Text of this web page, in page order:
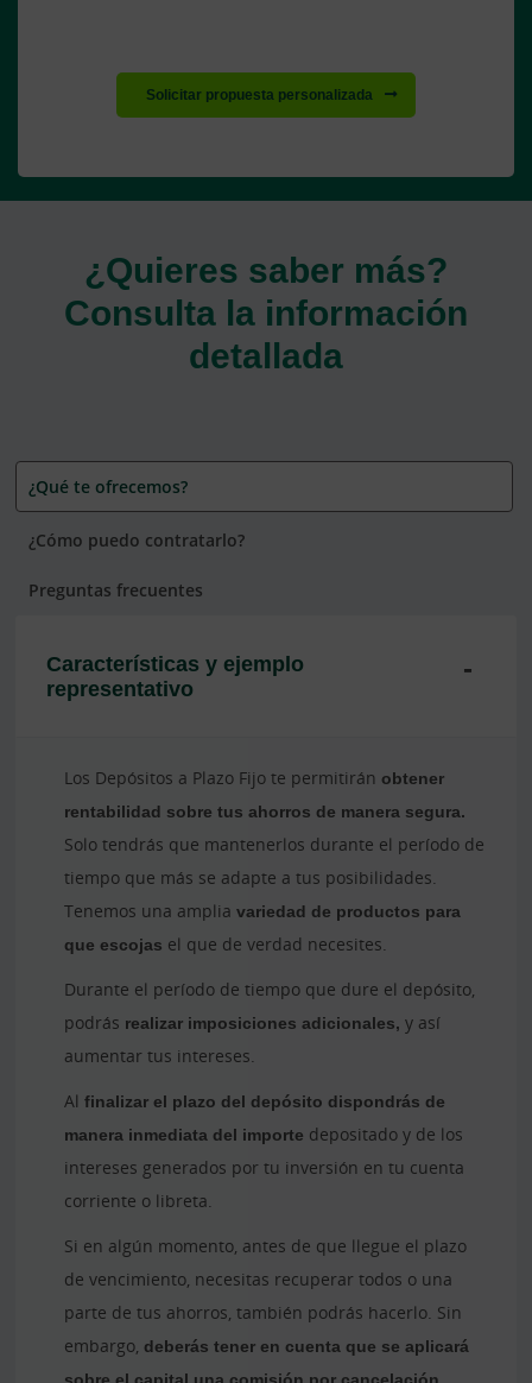
Solicitar propuesta personalizada
¿Quieres saber más?
Consulta la información
detallada
¿Qué te ofrecemos?
¿Cómo puedo contratarlo?
Preguntas frecuentes
Características y ejemplo
representativo
Los Depósitos a Plazo Fijo te permitirán obtener
rentabilidad sobre tus ahorros de manera segura.
Solo tendrás que mantenerlos durante el período de
tiempo que más se adapte a tus posibilidades.
Tenemos una amplia variedad de productos para
que escojas el que de verdad necesites.
Durante el período de tiempo que dure el depósito,
podrás realizar imposiciones adicionales, y así
aumentar tus intereses.
Alfinalizar el plazo del depósito dispondrás de
manera inmediata del importe depositado y de los
intereses generados por tu inversión en tu cuenta
corriente o libreta.
Si en algún momento, antes de que llegue el plazo
de vencimiento, necesitas recuperar todos o una
parte de tus ahorros, también podrás hacerlo. Sin
embargo, deberás tener en cuenta que se aplicará